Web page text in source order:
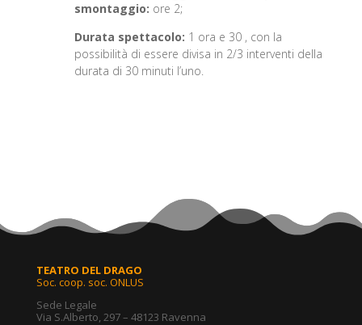
smontaggio: ore 2;
Durata spettacolo: 1 ora e 30 , con la
possibilità di essere divisa in 2/3 interventi della
durata di 30 minuti l’uno.
TEATRO DEL DRAGO
Soc. coop. soc. ONLUS
Sede Legale
Via S.Alberto, 297 – 48123 Ravenna